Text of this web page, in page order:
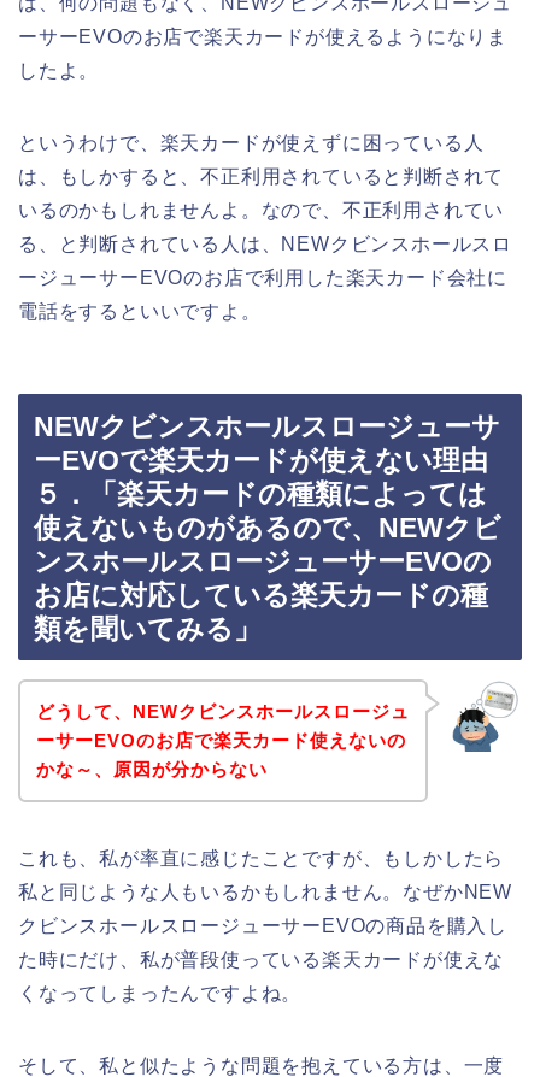
ーサーEVOのお店で楽天カードが使えるようになりま
したよ。
というわけで、楽天カードが使えずに困っている人
は、もしかすると、不正利用されていると判断されて
いるのかもしれませんよ。なので、不正利用されてい
る、と判断されている人は、NEWクビンスホールスロ
ージューサーEVOのお店で利用した楽天カード会社に
電話をするといいですよ。
NEWクビンスホールスロージューサ
ーEVOで楽天カードが使えない理由
５．「楽天カードの種類によっては
使えないものがあるので、NEWクビ
ンスホールスロージューサーEVOの
お店に対応している楽天カードの種
類を聞いてみる」
どうして、NEWクビンスホールスロージュ
ーサーEVOのお店で楽天カード使えないの
かな～、原因が分からない
これも、私が率直に感じたことですが、もしかしたら
私と同じような人もいるかもしれません。なぜかNEW
クビンスホールスロージューサーEVOの商品を購入し
た時にだけ、私が普段使っている楽天カードが使えな
くなってしまったんですよね。
そして、私と似たような問題を抱えている方は、一度